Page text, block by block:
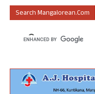
Search Mangalorean.com